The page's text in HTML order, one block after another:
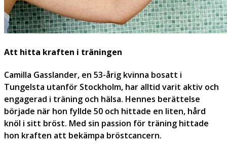
Att hitta kraften i träningen
Camilla Gasslander, en 53-årig kvinna bosatt i
Tungelsta utanför Stockholm, har alltid varit aktiv och
engagerad i träning och hälsa. Hennes berättelse
började när hon fyllde 50 och hittade en liten, hård
knöl i sitt bröst. Med sin passion för träning hittade
hon kraften att bekämpa bröstcancern.